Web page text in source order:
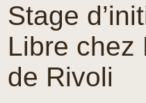
Stage
Libre chez
de Rivoli